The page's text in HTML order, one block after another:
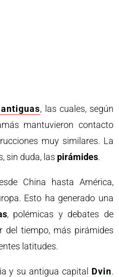
, las cuales, según
mantuvieron contacto
muy similares. La
sin duda, las pirámides.
China hasta América,
Esto ha generado una
, polémicas y debates de
tiempo, más pirámides
latitudes.
y su antigua capital Dvin.